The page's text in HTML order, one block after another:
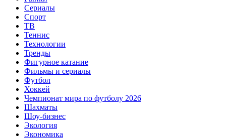
Сериалы
Спорт
ТВ
Теннис
Технологии
Тренды
Фигурное катание
Фильмы и сериалы
Футбол
Хоккей
Чемпионат мира по футболу 2026
Шахматы
Шоу-бизнес
Экология
Экономика